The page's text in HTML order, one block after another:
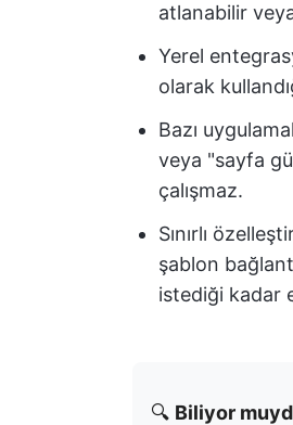
atlanabilir
Yerel
olarak
Bazı
veya "sayfa
çalışmaz.
Sınırlı
şablon
istediği kadar
🔍 Biliyor